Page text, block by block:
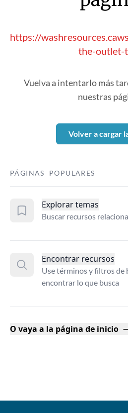
https://
the-outlet-
Vuelva a intentarlo más
nuestras
Volver a cargar
PÁGINAS POPULARES
Explorar temas
Buscar recursos
Encontrar recursos
Use términos y filtros de
encontrar lo que busca
O vaya a la página de inicio